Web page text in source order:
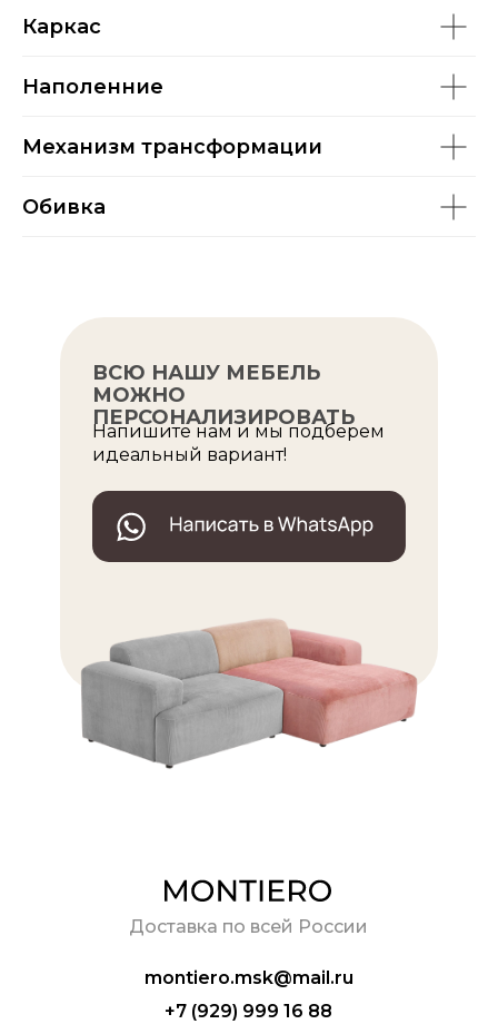
Каркас
Наполенние
Механизм трансформации
Обивка
ВСЮ НАШУ МЕБЕЛЬ
МОЖНО
ПЕРСОНАЛИЗИРОВАТЬ
Напишите нам и мы подберем
идеальный вариант!
Доставка по всей России
+7 (929) 999 16 88
montiero.msk@mail.ru
ДИВАНЫ
ДИВАН
МОДЕЛИ